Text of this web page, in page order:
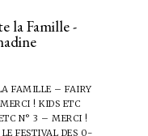
la Famille -
FAMILLE – FAIRY
! KIDS ETC
N° 3 – MERCI !
FESTIVAL DES 0-